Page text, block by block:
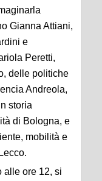
Gianna Attiani,
e
Peretti,
delle politiche
Andreola,
storia
di Bologna, e
mobilità e
alle ore 12, si